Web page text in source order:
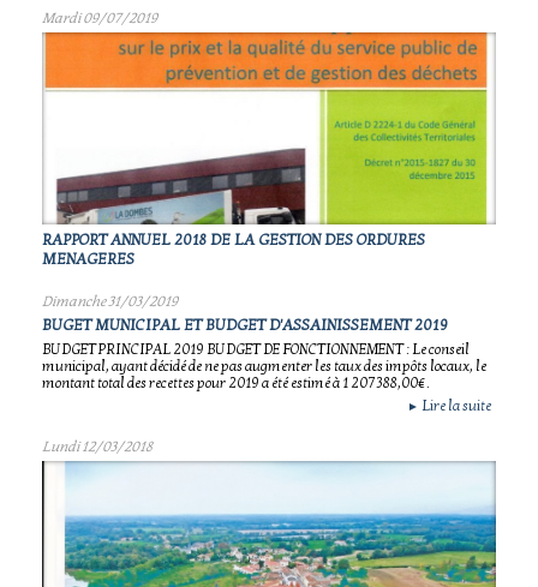
Mardi 09/07/2019
RAPPORT ANNUEL 2018 DE LA GESTION DES ORDURES
MENAGERES
Dimanche 31/03/2019
BUGET MUNICIPAL ET BUDGET D'ASSAINISSEMENT 2019
BUDGET PRINCIPAL 2019 BUDGET DE FONCTIONNEMENT : Le conseil
municipal, ayant décidé de ne pas augmenter les taux des impôts locaux, le
montant total des recettes pour 2019 a été estimé à 1 207 388,00€.
► Lire la suite
Lundi 12/03/2018